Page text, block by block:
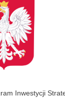
Inwestycji